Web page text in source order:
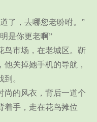
了，去哪您老吩咐。”
是你更老啊”
鸟市场，在老城区。靳
关掉她手机的导航，
。
尚的风衣，背后一道个
着手，走在花鸟摊位